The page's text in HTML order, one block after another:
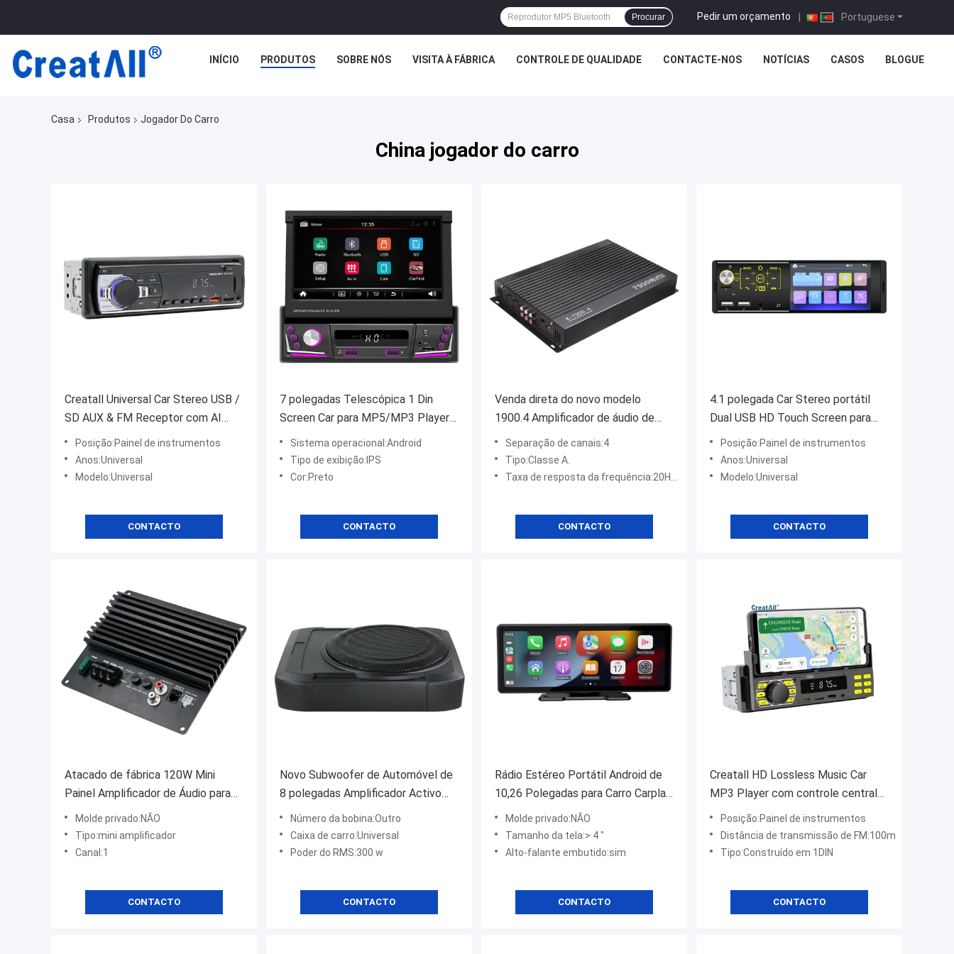
Portuguese
Pedir um orçamento |
Procurar
INÍCIO PRODUTOS SOBRE NÓS VISITA À FÁBRICA CONTROLE DE QUALIDADE CONTACTE-NOS NOTÍCIAS CASOS BLOGUE
Casa Produtos Jogador Do Carro
China jogador do carro
Creatall Universal Car Stereo USB /
SD AUX & FM Receptor com AI
Audio USB Carregamento Receptor
plástico & amplificadores
Posição:Painel de instrumentos
Anos:Universal
Modelo:Universal
CONTACTO
7 polegadas Telescópica 1 Din
Screen Car para MP5/MP3 Player
Smart para BT Wireless Universal
Card-Insertable Radio Carplay
Android Auto
Sistema operacional:Android
Tipo de exibição:IPS
Cor:Preto
CONTACTO
Venda direta do novo modelo
1900.4 Amplificador de áudio de
carro de alta potência 12V de liga
de alumínio em carro Crossover de
quatro canais
Separação de canais:4
Tipo:Classe A.
Taxa de resposta da frequência:20Hz-20KHz
CONTACTO
4.1 polegada Car Stereo portátil
Dual USB HD Touch Screen para
Bluetooth MP5 Player Luzes
coloridas Autoradio Car Radio CD
para DVD VCD
Posição:Painel de instrumentos
Anos:Universal
Modelo:Universal
CONTACTO
Atacado de fábrica 120W Mini
Painel Amplificador de Áudio para
Carro Hi-Fi Potência Mono Canal
DIY Car Players BT USB
Comunicação Plástico
Molde privado:NÃO
Tipo:mini amplificador
Canal:1
CONTACTO
Novo Subwoofer de Automóvel de
8 polegadas Amplificador Activo
Sistema de Áudio de Alta Potência
Canhão Modificado 12V 600W
Subwoofer Sistema de Áudio de
Número da bobina:Outro
Caixa de carro:Universal
Poder do RMS:300 w
CONTACTO
Rádio Estéreo Portátil Android de
10,26 Polegadas para Carro Carplay
GPS Navegação Interconexão
Reversa Reprodutores MP4 4K
Navegação GPS
Molde privado:NÃO
Tamanho da tela:> 4 "
Alto-falante embutido:sim
CONTACTO
Creatall HD Lossless Music Car
MP3 Player com controle central
Multifunção USB Flash Drive Card
Slot FM Radio
Posição:Painel de instrumentos
Distância de transmissão de FM:100m
Tipo:Construído em 1DIN
CONTACTO